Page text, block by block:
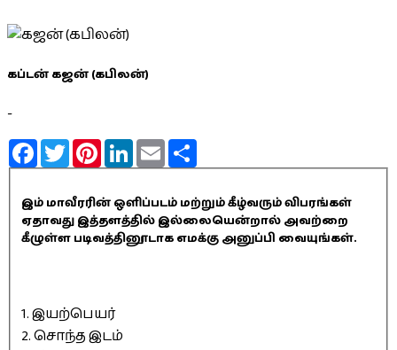
கப்டன் கஜன் (கபிலன்)
-
FacebookTwitterPinterestLinkedInEmail
இம் மாவீரரின் ஒளிப்படம் மற்றும் கீழ்வரும் விபரங்கள்
ஏதாவது இத்தளத்தில் இல்லையென்றால் அவற்றை
கீழுள்ள படிவத்தினூடாக எமக்கு அனுப்பி வையுங்கள்.
1. இயற்பெயர்
2. சொந்த இடம்